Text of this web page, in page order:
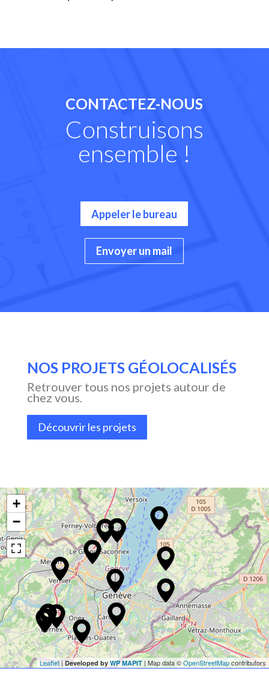
CONTACTEZ-NOUS
Construisons
ensemble !
Appeler le bureau
Envoyer un mail
NOS PROJETS GÉOLOCALISÉS
Retrouver tous nos projets autour de
chez vous.
Découvrir les projets
+
−
Leaflet|Developed by WP MAPIT | Map data ©OpenStreetMapcontributors